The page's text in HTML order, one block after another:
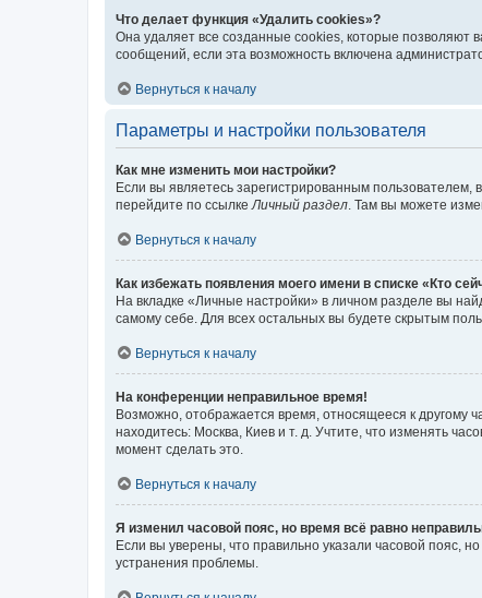
Что делает функция «Удалить cookies»?
Она удаляет все созданные cookies, которые позволяют
сообщений, если эта возможность включена
Вернуться к началу
Параметры и настройки пользователя
Как мне изменить мои настройки?
Если вы являетесь зарегистрированным
перейдите по ссылкеЛичный раздел. Там вы можете
Вернуться к началу
Как избежать появления моего имени в списке «Кто
На вкладке «Личные настройки» в личном разделе вы
самому себе. Для всех остальных вы будете скрытым
Вернуться к началу
На конференции неправильное время!
Возможно, отображается время, относящееся к другому
находитесь: Москва, Киев и т. д. Учтите, что изменять
момент сделать это.
Вернуться к началу
Я изменил часовой пояс, но время всё равно
Если вы уверены, что правильно указали часовой пояс,
устранения проблемы.